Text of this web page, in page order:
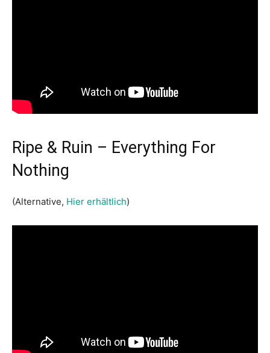
Ripe & Ruin – Everything For
Nothing
(Alternative, Hier erhältlich)